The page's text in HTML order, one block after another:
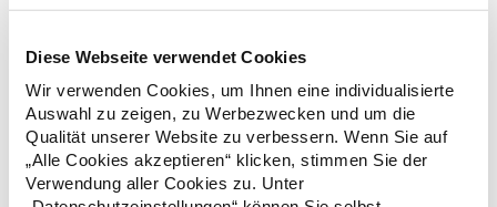
Diese Webseite verwendet Cookies
Wir verwenden Cookies, um Ihnen eine individualisierte
Auswahl zu zeigen, zu Werbezwecken und um die
Qualität unserer Website zu verbessern. Wenn Sie auf
„Alle Cookies akzeptieren“ klicken, stimmen Sie der
Verwendung aller Cookies zu. Unter
MY620 miners mate my mate - Damen
Kapuzenpullover Kapuzensweatshirt
Ringgesponnene Baumwolle Modern Fit 3-teilige, doppellagige
Kapuze für besseren Tragekomfort Gleichfarbige, flache Kordel